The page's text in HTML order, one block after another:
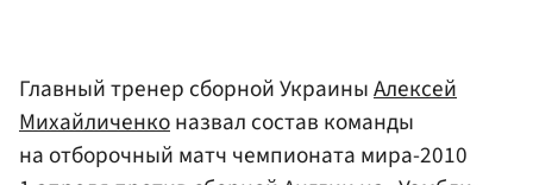
Главный тренер сборной УкраиныАлексей
Михайличенконазвал состав команды
на отборочный матч чемпионата мира-2010